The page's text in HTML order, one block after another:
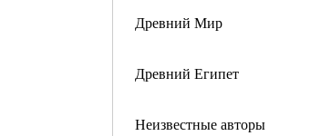
Древний Мир
Древний Египет
Неизвестные авторы